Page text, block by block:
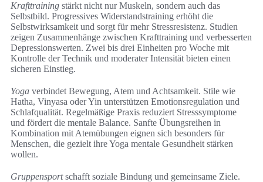
Krafttraining stärkt nicht nur Muskeln, sondern auch das
Selbstbild. Progressives Widerstandstraining erhöht die
Selbstwirksamkeit und sorgt für mehr Stressresistenz. Studien
zeigen Zusammenhänge zwischen Krafttraining und verbesserten
Depressionswerten. Zwei bis drei Einheiten pro Woche mit
Kontrolle der Technik und moderater Intensität bieten einen
sicheren Einstieg.
Yoga verbindet Bewegung, Atem und Achtsamkeit. Stile wie
Hatha, Vinyasa oder Yin unterstützen Emotionsregulation und
Schlafqualität. Regelmäßige Praxis reduziert Stresssymptome
und fördert die mentale Balance. Sanfte Übungsreihen in
Kombination mit Atemübungen eignen sich besonders für
Menschen, die gezielt ihre Yoga mentale Gesundheit stärken
wollen.
Gruppensportschafft soziale Bindung und gemeinsame Ziele.